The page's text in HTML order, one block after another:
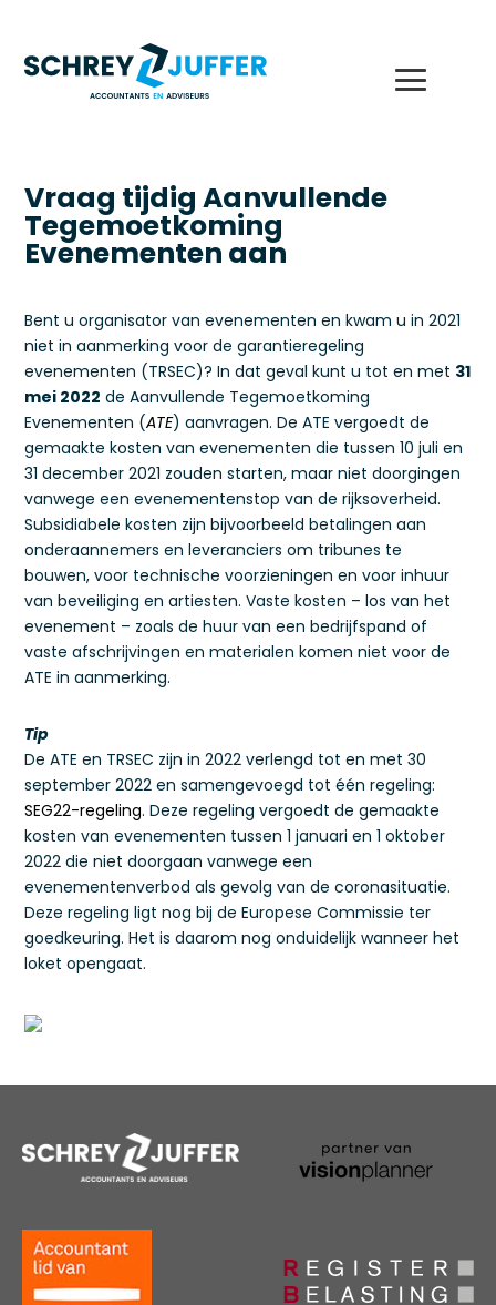
Vraag tijdig Aanvullende
Tegemoetkoming
Evenementen aan
Bent u organisator van evenementen en kwam u in 2021
niet in aanmerking voor de garantieregeling
evenementen (TRSEC)? In dat geval kunt u tot en met 31
mei 2022 de Aanvullende Tegemoetkoming
Evenementen (ATE) aanvragen. De ATE vergoedt de
gemaakte kosten van evenementen die tussen 10 juli en
31 december 2021 zouden starten, maar niet doorgingen
vanwege een evenementenstop van de rijksoverheid.
Subsidiabele kosten zijn bijvoorbeeld betalingen aan
onderaannemers en leveranciers om tribunes te
bouwen, voor technische voorzieningen en voor inhuur
van beveiliging en artiesten. Vaste kosten – los van het
evenement – zoals de huur van een bedrijfspand of
vaste afschrijvingen en materialen komen niet voor de
ATE in aanmerking.
Tip
De ATE en TRSEC zijn in 2022 verlengd tot en met 30
september 2022 en samengevoegd tot één regeling:
SEG22-regeling. Deze regeling vergoedt de gemaakte
kosten van evenementen tussen 1 januari en 1 oktober
2022 die niet doorgaan vanwege een
evenementenverbod als gevolg van de coronasituatie.
Deze regeling ligt nog bij de Europese Commissie ter
goedkeuring. Het is daarom nog onduidelijk wanneer het
loket opengaat.